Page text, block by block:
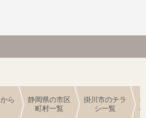
ら
静岡県の市区
町村一覧
掛川市のチラ
シ一覧